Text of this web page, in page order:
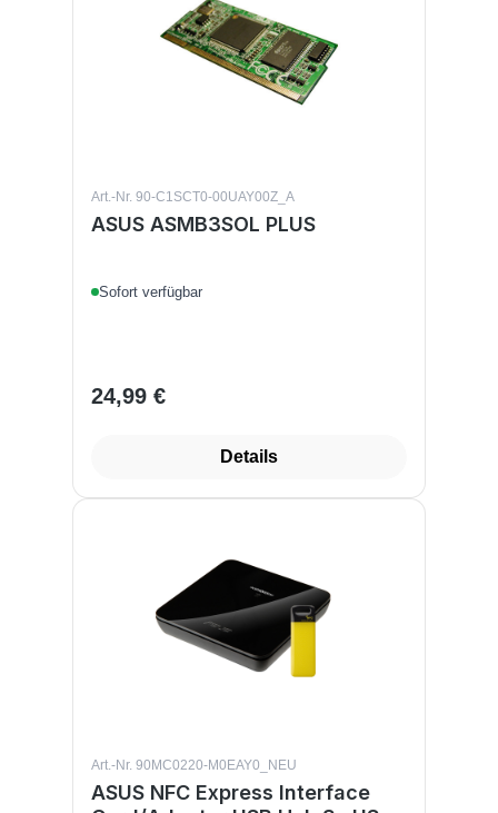
Art.-Nr. 90-C1SCT0-00UAY00Z_A
ASUS ASMB3SOL PLUS
Sofort verfügbar
Regulärer Preis:
24,99 €
Details
Art.-Nr. 90MC0220-M0EAY0_NEU
ASUS NFC Express Interface